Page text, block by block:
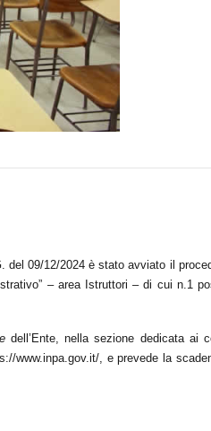
09/12/2024 è stato avviato il
– area Istruttori – di cui n.1
dell’Ente, nella sezione dedicata ai
www.inpa.gov.it/, e prevede la